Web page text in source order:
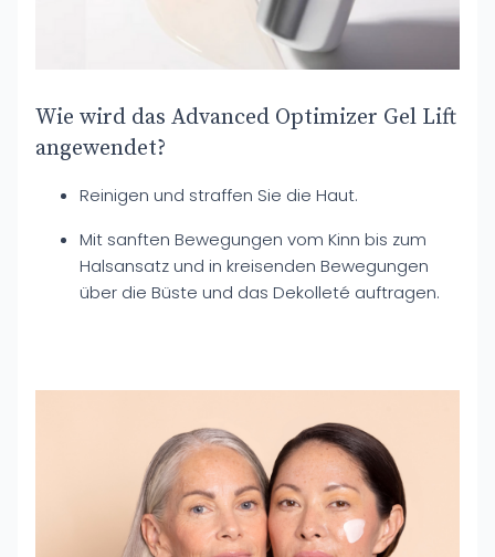
Wie wird das Advanced Optimizer Gel Lift
angewendet?
Reinigen und straffen Sie die Haut.
Mit sanften Bewegungen vom Kinn bis zum
Halsansatz und in kreisenden Bewegungen
über die Büste und das Dekolleté auftragen.